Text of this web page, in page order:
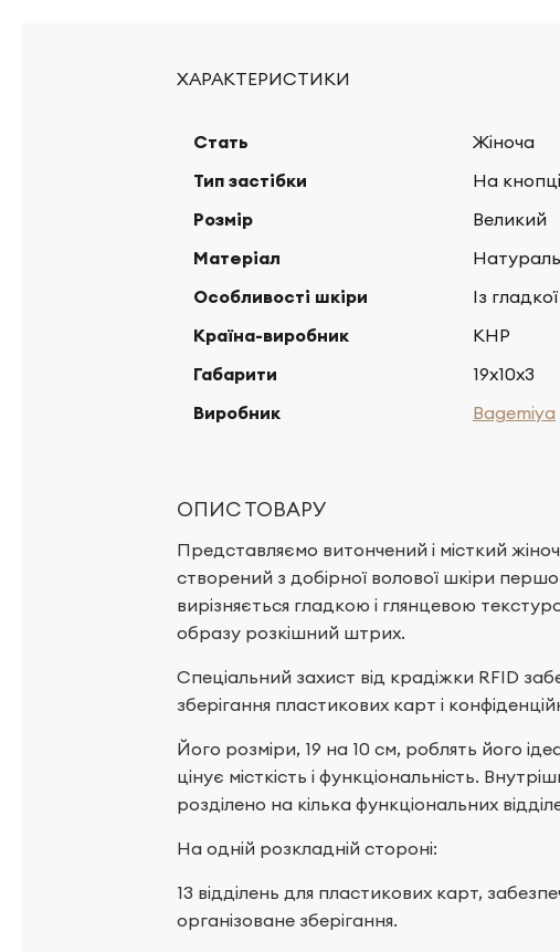
ХАРАКТЕРИСТИКИ
Стать
Жіноча
Тип застібки
На
Розмір
Великий
Матеріал
Особливості шкіри
Із
Країна-виробник
КНР
Габарити
19х10х3
Виробник
Bagemiya
ОПИС ТОВАРУ
Представляємо витончений і місткий
створений з добірної волової шкіри
вирізняється гладкою і глянцевою
образу розкішний штрих.
Спеціальний захист від крадіжки RFID
зберігання пластикових карт і
Його розміри, 19 на 10 см, роблять його
цінує місткість і функціональність.
розділено на кілька функціональних
На одній розкладній стороні:
13 відділень для пластикових карт,
організоване зберігання.